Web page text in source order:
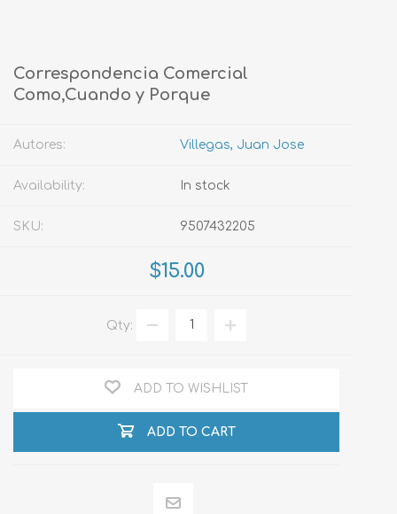
Correspondencia Comercial
Como,Cuando y Porque
Autores: Villegas, Juan Jose
Availability: In stock
SKU: 9507432205
$15.00
Qty:
ADD TO WISHLIST
ADD TO CART